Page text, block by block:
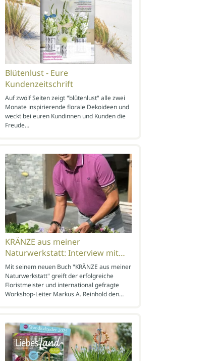
Blütenlust - Eure
Kundenzeitschrift
Auf zwölf Seiten zeigt "blütenlust" alle zwei
Monate inspirierende florale Dekoideen und
weckt bei euren Kundinnen und Kunden die
Freude…
KRÄNZE aus meiner
Naturwerkstatt: Interview mit…
Mit seinem neuen Buch "KRÄNZE aus meiner
Naturwerkstatt" greift der erfolgreiche
Floristmeister und international gefragte
Workshop-Leiter Markus A. Reinhold den…